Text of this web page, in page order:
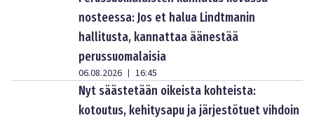
nosteessa: Jos et halua Lindtmanin
hallitusta, kannattaa äänestää
perussuomalaisia
06.08.2026 | 16:45
Nyt säästetään oikeista kohteista:
kotoutus, kehitysapu ja järjestötuet vihdoin